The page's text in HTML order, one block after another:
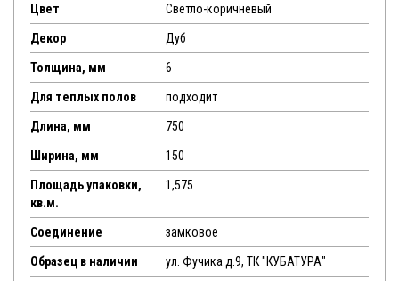
Цвет Светло-коричневый
Декор Дуб
Толщина, мм 6
Для теплых полов подходит
Длина, мм 750
Ширина, мм 150
Площадь упаковки,
кв.м.
1,575
Соединение замковое
Образец в наличии ул. Фучика д.9, ТК "КУБАТУРА"